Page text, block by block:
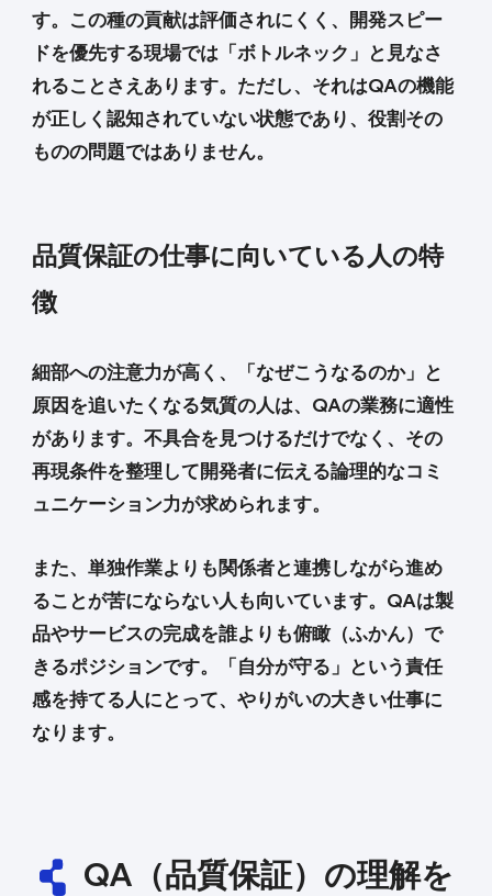
す。この種の貢献は評価されにくく、開発スピー
ドを優先する現場では「ボトルネック」と見なさ
れることさえあります。ただし、それはQAの機能
が正しく認知されていない状態であり、役割その
ものの問題ではありません。
品質保証の仕事に向いている人の特
徴
細部への注意力が高く、「なぜこうなるのか」と
原因を追いたくなる気質の人は、QAの業務に適性
があります。不具合を見つけるだけでなく、その
再現条件を整理して開発者に伝える論理的なコミ
ュニケーション力が求められます。
また、単独作業よりも関係者と連携しながら進め
ることが苦にならない人も向いています。QAは製
品やサービスの完成を誰よりも俯瞰（ふかん）で
きるポジションです。「自分が守る」という責任
感を持てる人にとって、やりがいの大きい仕事に
なります。
QA（品質保証）の理解を